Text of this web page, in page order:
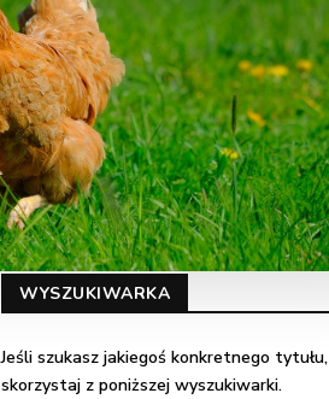
WYSZUKIWARKA
Jeśli szukasz jakiegoś konkretnego tytułu,
skorzystaj z poniższej wyszukiwarki.